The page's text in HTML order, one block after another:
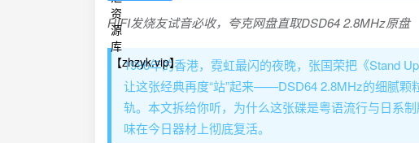
HIFI发烧友试音必收，夸克网盘直取DSD64 2.8MHz原盘
1986年的香港，霓虹最闪的夜晚，张国荣把《Stand
让这张经典再度“站”起来——DSD64 2.8MHz的细腻颗
轨。本文拆给你听，为什么这张碟是粤语流行与日系
味在今日器材上彻底复活。